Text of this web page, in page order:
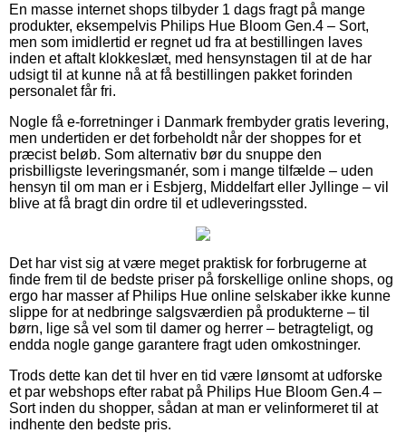
En masse internet shops tilbyder 1 dags fragt på mange
produkter, eksempelvis Philips Hue Bloom Gen.4 – Sort,
men som imidlertid er regnet ud fra at bestillingen laves
inden et aftalt klokkeslæt, med hensynstagen til at de har
udsigt til at kunne nå at få bestillingen pakket forinden
personalet får fri.
Nogle få e-forretninger i Danmark frembyder gratis levering,
men undertiden er det forbeholdt når der shoppes for et
præcist beløb. Som alternativ bør du snuppe den
prisbilligste leveringsmanér, som i mange tilfælde – uden
hensyn til om man er i Esbjerg, Middelfart eller Jyllinge – vil
blive at få bragt din ordre til et udleveringssted.
Det har vist sig at være meget praktisk for forbrugerne at
finde frem til de bedste priser på forskellige online shops, og
ergo har masser af Philips Hue online selskaber ikke kunne
slippe for at nedbringe salgsværdien på produkterne – til
børn, lige så vel som til damer og herrer – betragteligt, og
endda nogle gange garantere fragt uden omkostninger.
Trods dette kan det til hver en tid være lønsomt at udforske
et par webshops efter rabat på Philips Hue Bloom Gen.4 –
Sort inden du shopper, sådan at man er velinformeret til at
indhente den bedste pris.